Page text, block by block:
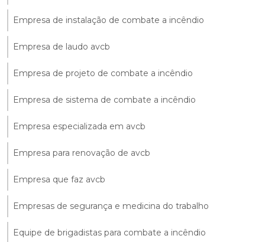
Empresa de instalação de combate a incêndio
Empresa de laudo avcb
Empresa de projeto de combate a incêndio
Empresa de sistema de combate a incêndio
Empresa especializada em avcb
Empresa para renovação de avcb
Empresa que faz avcb
Empresas de segurança e medicina do trabalho
Equipe de brigadistas para combate a incêndio